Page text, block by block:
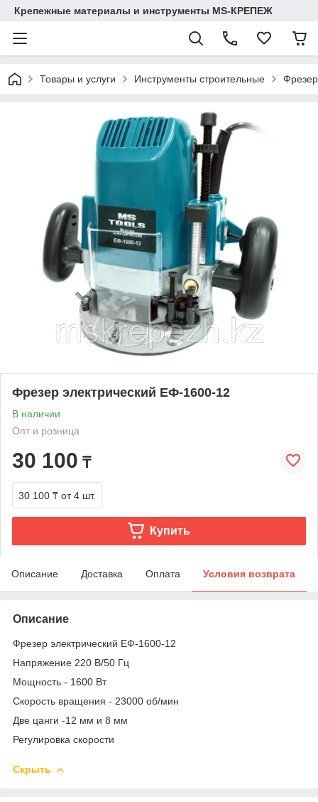
Крепежные материалы и инструменты MS-КРЕПЕЖ
Товары и услуги Инструменты строительные
Фрезер электрический ЕФ-1600-12
В наличии
Опт и розница
30 100 ₸
30 100 ₸ от 4 шт.
Купить
Описание Доставка Оплата Условия возврата
Описание
Фрезер электрический ЕФ-1600-12
Напряжение 220 В/50 Гц
Мощность - 1600 Вт
Скорость вращения - 23000 об/мин
Две цанги -12 мм и 8 мм
Регулировка скорости
Скрыть